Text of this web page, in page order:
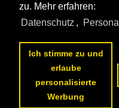
zu. Mehr erfahren:
Datenschutz ,
Ich stimme zu und
erlaube
personalisierte
Werbung